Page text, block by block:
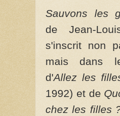
Sauvons les
de Jean-
s'inscrit non
mais dans
d'Allez les
1992) et de
chez les filles